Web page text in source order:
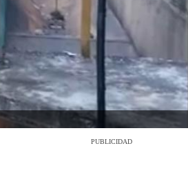
PUBLICIDAD